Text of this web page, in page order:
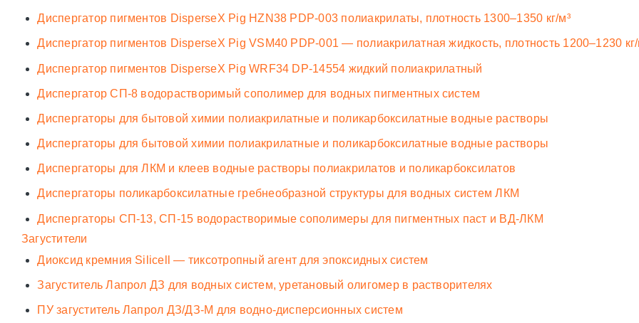
Диспергатор пигментов DisperseX Pig HZN38 PDP-003 полиакрилаты, плотность 1300–1350 кг/м³
Диспергатор пигментов DisperseX Pig VSM40 PDP-001 — полиакрилатная жидкость, плотность 1200–1230
Диспергатор пигментов DisperseX Pig WRF34 DP-14554 жидкий полиакрилатный
Диспергатор СП-8 водорастворимый сополимер для водных пигментных систем
Диспергаторы для бытовой химии полиакрилатные и поликарбоксилатные водные растворы
Диспергаторы для бытовой химии полиакрилатные и поликарбоксилатные водные растворы
Диспергаторы для ЛКМ и клеев водные растворы полиакрилатов и поликарбоксилатов
Диспергаторы поликарбоксилатные гребнеобразной структуры для водных систем ЛКМ
Диспергаторы СП-13, СП-15 водорастворимые сополимеры для пигментных паст и ВД-ЛКМ
Загустители
Диоксид кремния Silicell — тиксотропный агент для эпоксидных систем
Загуститель Лапрол ДЗ для водных систем, уретановый олигомер в растворителях
ПУ загуститель Лапрол ДЗ/ДЗ-М для водно-дисперсионных систем